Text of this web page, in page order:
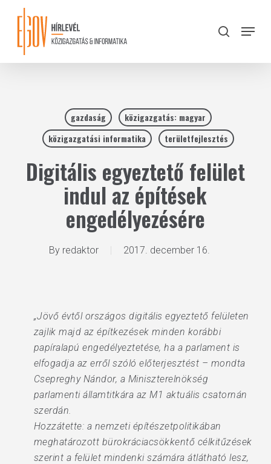
content
search
Menu
gazdaság
közigazgatás: magyar
közigazgatási informatika
területfejlesztés
Digitális egyeztető felület
indul az építések
engedélyezésére
By redaktor 2017. december 16.
„Jövő évtől országos digitális egyeztető felületen
zajlik majd az építkezések minden korábbi
papíralapú engedélyeztetése, ha a parlament is
elfogadja az erről szóló előterjesztést – mondta
Csepreghy Nándor, a Miniszterelnökség
parlamenti államtitkára az M1 aktuális csatornán
szerdán.
Hozzátette: a nemzeti építészetpolitikában
meghatározott bürokráciacsökkentő célkitűzések
szerint a felület mindenki számára átlátható lesz,
Close